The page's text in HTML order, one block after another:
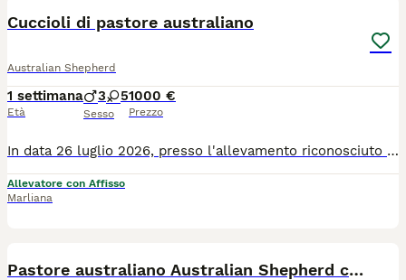
Cuccioli di pastore australiano
Australian Shepherd
1 settimana
Età
3 5
Sesso
1000 €
Prezzo
In data 26 luglio 2026, presso l'allevamento riconosciuto ENCI/FCI Of Mistral's Kiss, in provincia di Pistoia, è nata una cucciolata di pastore australiano. Da mamma Urania e papà Spike sono nati 8 stupendi cuccioli. Abbiamo: -2 femmine blue merle -1 maschio blue merle -3 femmine rosse tricolore -2 maschi rosso tricolore. Tutti i cuccioli hanno la coda lunga. I cuccioli saranno consegnati a partire dal 60esimo giorno di vita con vaccino, 3 sverminazioni, microchip ed iscrizione all'anagrafe canina, visita oculistica specialistica, puppy kit, certificato di buona salute, fattura e pedigree ENCI. I genitori sono testati per la displasia di anca e gomito con risultati ufficiali, esenti dalle principali patologie genetiche di razza. Maggiori informazioni SOLO telefonicamente. Prezzi da 1000 a 1500 euro.
Allevatore con Affisso
Marliana
Pastore australiano Australian Shepherd cuccioli